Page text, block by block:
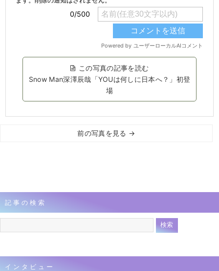
この写真の記事を読む
Snow Man深澤辰哉「YOUは何しに日本へ？」初登
場
前の写真を見る →
記事の検索
インタビュー